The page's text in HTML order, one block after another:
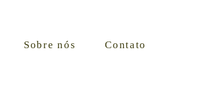
Sobre nós Contato